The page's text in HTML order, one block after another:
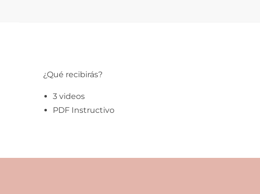
¿Qué recibirás?
3 videos
PDF Instructivo